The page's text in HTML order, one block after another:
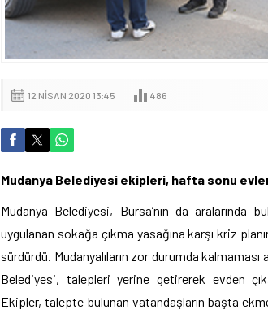
12 NISAN 2020 13:45 486
Mudanya Belediyesi ekipleri, hafta sonu
Mudanya Belediyesi, Bursa’nın da aralarında
uygulanan sokağa çıkma yasağına karşı kriz
sürdürdü. Mudanyalıların zor durumda
Belediyesi, talepleri yerine getirerek evden
Ekipler, talepte bulunan vatandaşların başta